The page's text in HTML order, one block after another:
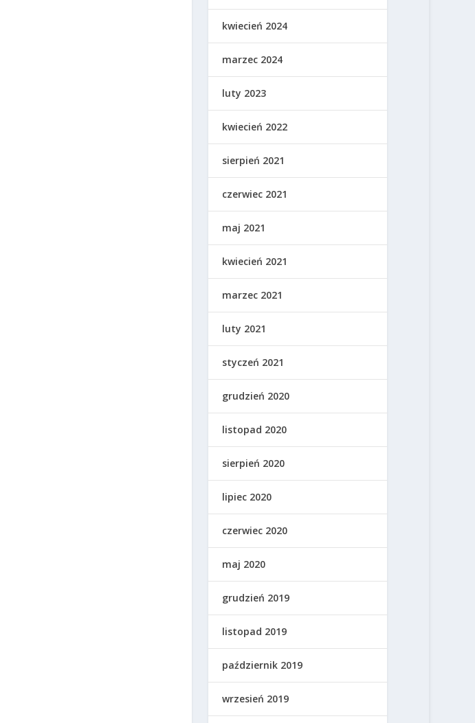
kwiecień 2024
marzec 2024
luty 2023
kwiecień 2022
sierpień 2021
czerwiec 2021
maj 2021
kwiecień 2021
marzec 2021
luty 2021
styczeń 2021
grudzień 2020
listopad 2020
sierpień 2020
lipiec 2020
czerwiec 2020
maj 2020
grudzień 2019
listopad 2019
październik 2019
wrzesień 2019